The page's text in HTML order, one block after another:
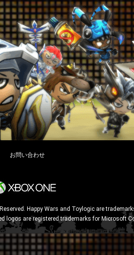
お問い合わせ
Happy Wars and Toylogic are
logos are registered trademarks for Microsoft